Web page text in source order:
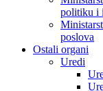
politiku i
poslova
Ostali organi
Uredi